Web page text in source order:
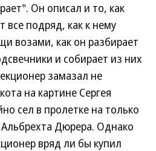
Он описал и то, как
все подряд, как к нему
возами, как он разбирает
и собирает из них
замазал не
на картине Сергея
сел в пролетке на только
Дюрера. Однако
вряд ли бы купил